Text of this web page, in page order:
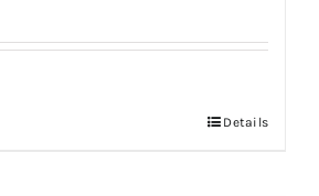
Details